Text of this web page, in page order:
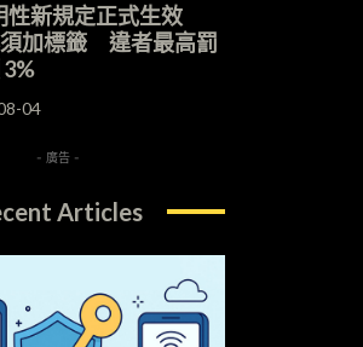
性新規定正式生效
加標籤 違者最高罰
04
- 廣告 -
Articles